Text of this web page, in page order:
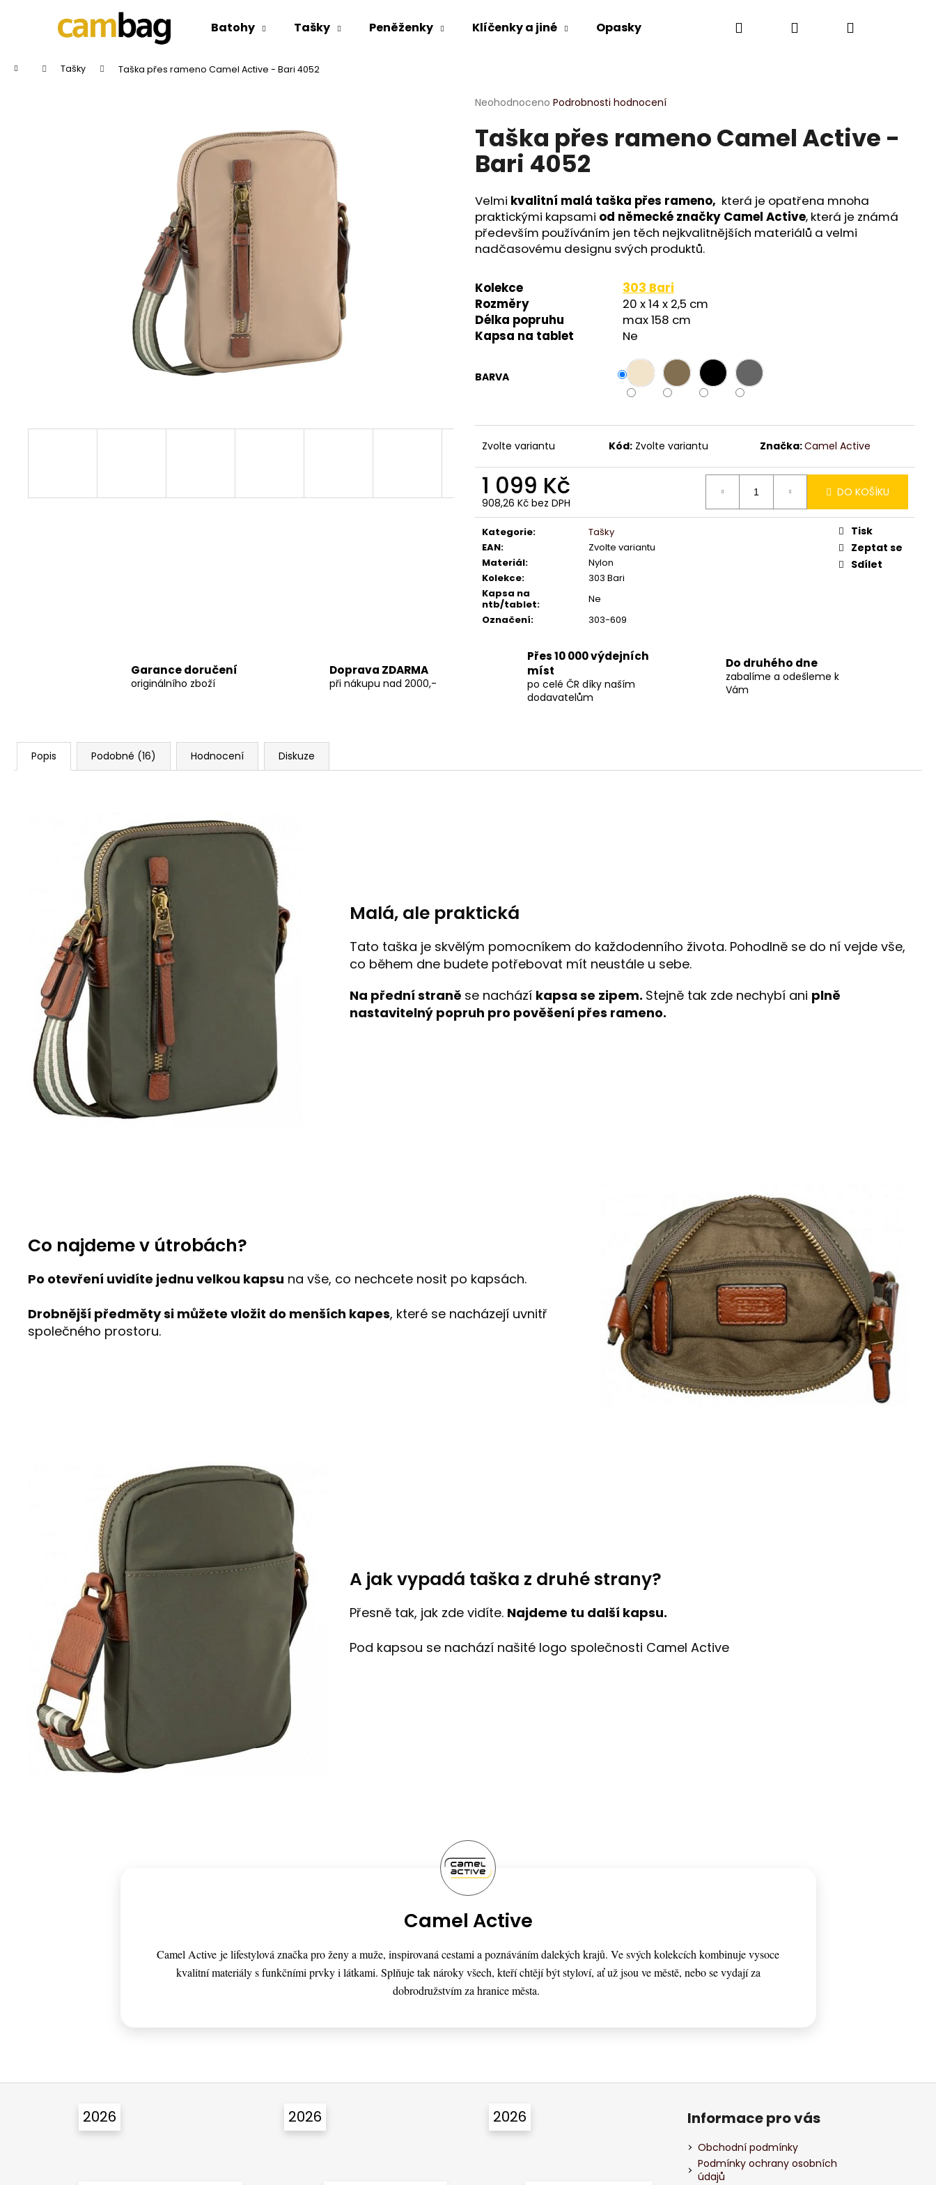
Batohy Tašky Peněženky Klíčenky a jiné Opasky Novinky
Hledat PřihlášeníNákupní
Domů Tašky Taška přes rameno Camel Active - Bari 4052
Průměrné
produktu
0,0
hvězdiček.
Neohodnoceno Podrobnosti hodnocení
Taška přes rameno Camel Active -
Bari 4052
Velmi kvalitní malá taška přes rameno, která je opatřena mnoha
praktickými kapsami od německé značky Camel Active, která je známá
především používáním jen těch nejkvalitnějších materiálů a velmi
nadčasovému designu svých produktů.
Kolekce
303 Bari
Rozměry
20 x 14 x 2,5 cm
Délka popruhu
max 158 cm
Kapsa na tablet
Ne
BARVA
Zvolte variantu Kód: Zvolte variantu Značka:Camel Active
1 099 Kč
908,26 Kč bez DPH
Měrná
cena:
DO KOŠÍKU
Kategorie:
Tašky
EAN:
Zvolte variantu
Materiál:
Nylon
Kolekce:
303 Bari
Kapsa na
ntb/tablet:
Ne
Označení: 303-609
Tisk
Zeptat se
Sdílet
Garance doručení
originálního zboží
Doprava ZDARMA
při nákupu nad 2000,-
Přes 10 000 výdejních
míst
po celé ČR díky naším
dodavatelům
Do druhého dne
zabalíme a odešleme k
Vám
Popis Podobné (16) Hodnocení Diskuze
Malá, ale praktická
Tato taška je skvělým pomocníkem do každodenního života. Pohodlně se do ní vejde vše,
co během dne budete potřebovat mít neustále u sebe.
Na přední straně se nachází kapsa se zipem. Stejně tak zde nechybí ani plně
nastavitelný popruh pro pověšení přes rameno.
Co najdeme v útrobách?
Po otevření uvidíte jednu velkou kapsu na vše, co nechcete nosit po kapsách.
Drobnější předměty si můžete vložit do menších kapes, které se nacházejí uvnitř
společného prostoru.
A jak vypadá taška z druhé strany?
Přesně tak, jak zde vidíte. Najdeme tu další kapsu.
Pod kapsou se nachází našité logo společnosti Camel Active
Camel Active
Camel Active je lifestylová značka pro ženy a muže, inspirovaná cestami a poznáváním dalekých krajů. Ve svých kolekcích kombinuje vysoce
kvalitní materiály s funkčními prvky i látkami. Splňuje tak nároky všech, kteří chtějí být styloví, ať už jsou ve městě, nebo se vydají za
dobrodružstvím za hranice města.
Zpět
obchodu
Zpět
obchodu
Co potřebujete najít?
HLEDAT
Z
2026 2026 2026 Informace pro vás
Obchodní podmínky
Podmínky ochrany osobních
údajů